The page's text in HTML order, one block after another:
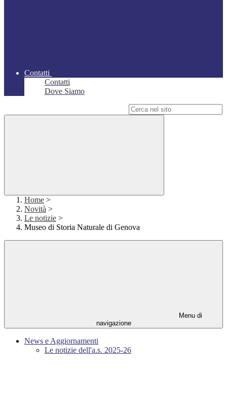
Contatti
Contatti
Dove Siamo
Home >
Novità >
Le notizie >
Museo di Storia Naturale di Genova
Menu di
navigazione
News e Aggiornamenti
Le notizie dell'a.s. 2025-26